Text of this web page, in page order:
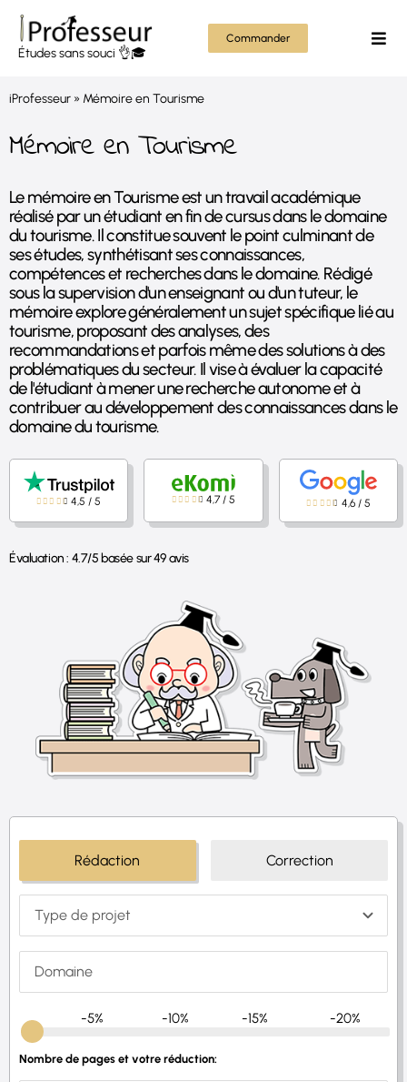
Passer
contenu
Études sans souci 👌🎓
Commander
Tout
iProfesseur» Mémoire en Tourisme
Mémoire en Tourisme
Le mémoire en Tourisme est un travail académique
réalisé par un étudiant en fin de cursus dans le domaine
du tourisme. Il constitue souvent le point culminant de
ses études, synthétisant ses connaissances,
compétences et recherches dans le domaine. Rédigé
sous la supervision d'un enseignant ou d'un tuteur, le
mémoire explore généralement un sujet spécifique lié au
tourisme, proposant des analyses, des
recommandations et parfois même des solutions à des
problématiques du secteur. Il vise à évaluer la capacité
de l'étudiant à mener une recherche autonome et à
contribuer au développement des connaissances dans le
domaine du tourisme.
4,5 /5 4,7/5 4,6/ 5
Évaluation : 4.7/5 basée sur49avis
Rédaction Correction
-5% -10% -15% -20%
Nombre de pages et votre réduction: